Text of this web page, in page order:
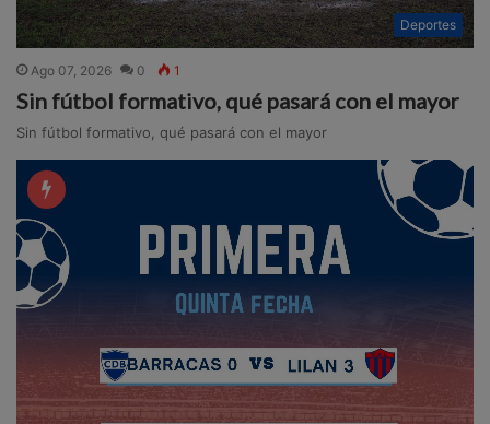
Deportes
Ago 07, 2026 0 1
Sin fútbol formativo, qué pasará con el mayor
Sin fútbol formativo, qué pasará con el mayor